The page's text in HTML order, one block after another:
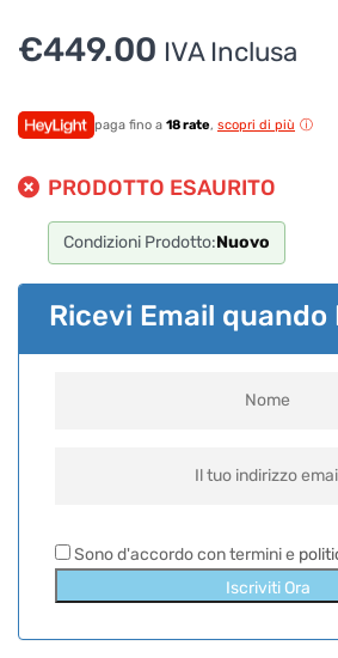
€449.00 IVA Inclusa
paga fino a 18 rate, scopri di più
PRODOTTO ESAURITO
Condizioni Prodotto:Nuovo
Ricevi Email quando
Sono d'accordo con termini e
Iscriviti Ora